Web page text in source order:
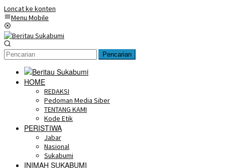
Loncat ke konten
Menu Mobile
Pencarian
HOME
REDAKSI
Pedoman Media Siber
TENTANG KAMI
Kode Etik
PERISTIWA
Jabar
Nasional
Sukabumi
INIMAH SUKABUMI